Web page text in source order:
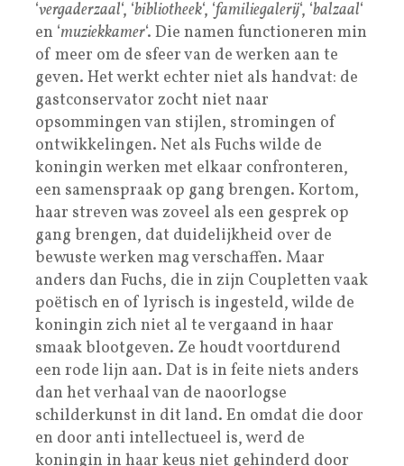
‘vergaderzaal‘, ‘bibliotheek‘, ‘familiegalerij‘, ‘balzaal‘
en ‘muziekkamer‘. Die namen functioneren min
of meer om de sfeer van de werken aan te
geven. Het werkt echter niet als handvat: de
gastconservator zocht niet naar
opsommingen van stijlen, stromingen of
ontwikkelingen. Net als Fuchs wilde de
koningin werken met elkaar confronteren,
een samenspraak op gang brengen. Kortom,
haar streven was zoveel als een gesprek op
gang brengen, dat duidelijkheid over de
bewuste werken mag verschaffen. Maar
anders dan Fuchs, die in zijn Coupletten vaak
poëtisch en of lyrisch is ingesteld, wilde de
koningin zich niet al te vergaand in haar
smaak blootgeven. Ze houdt voortdurend
een rode lijn aan. Dat is in feite niets anders
dan het verhaal van de naoorlogse
schilderkunst in dit land. En omdat die door
en door anti intellectueel is, werd de
koningin in haar keus niet gehinderd door